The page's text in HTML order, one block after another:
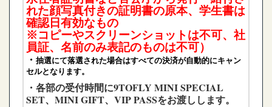
れた顔写真付きの証明書の原本、学生書は
確認日有効なもの
※コピーやスクリーンショットは不可、社
員証、名前のみ表記のものは不可）
・ 抽選にて落選された場合はすべての決済が自動的にキャン
セルとなります。
・各部の受付時間に9TOFLY MINI SPECIAL
SET、MINI GIFT、VIP PASSをお渡しします。